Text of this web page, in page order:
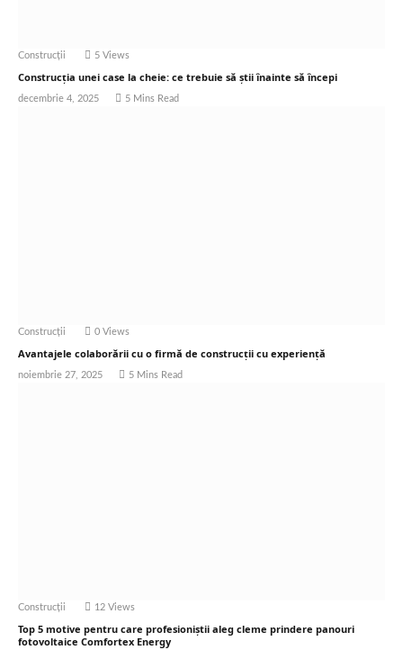
Construcții 5 Views
Construcția unei case la cheie: ce trebuie să știi înainte să începi
decembrie 4, 2025 5 Mins Read
Construcții 0 Views
Avantajele colaborării cu o firmă de construcții cu experiență
noiembrie 27, 2025 5 Mins Read
Construcții 12 Views
Top 5 motive pentru care profesioniștii aleg cleme prindere panouri
fotovoltaice Comfortex Energy